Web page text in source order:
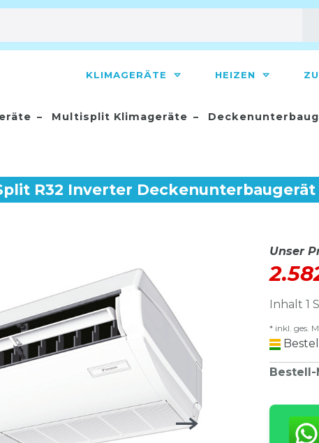
KLIMAGERÄTE HEIZEN
Multisplit Klimageräte
R32 Inverter Deckenunterbaugerät
Unser
Inhalt 1
* inkl. ges.
Bestell-